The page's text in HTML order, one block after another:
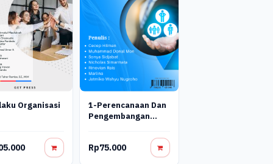
Organisasi
1-Perencanaan Dan
Pengembangan
Rp75.000